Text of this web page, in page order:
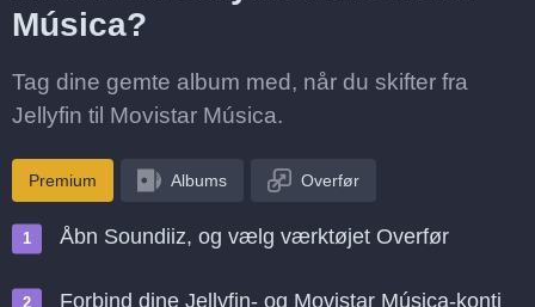
Música?
Tag dine gemte album med, når du skifter fra
Jellyfin til Movistar Música.
Premium Albums Overfør
Åbn Soundiiz, og vælg værktøjet Overfør
Forbind dine Jellyfin- og Movistar Música-konti